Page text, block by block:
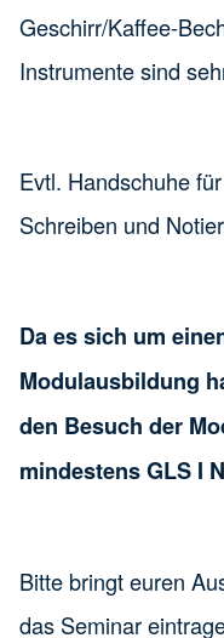
Geschirr/Kaffee-
Instrumente sind
Evtl. Handschuhe
Schreiben und
Da es sich um
Modulausbildung
den Besuch der
mindestens GLS I
Bitte bringt euren
das Seminar